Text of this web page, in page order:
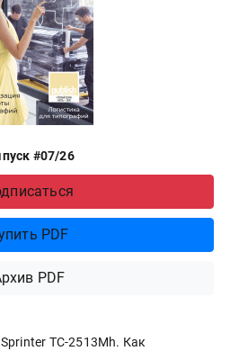
#07/26
PDF
PDF
ТС-2513Mh. Как